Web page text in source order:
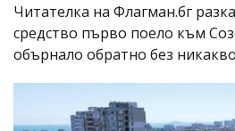
Читателка на Флагман.бг
средство първо поело към
обърнало обратно без